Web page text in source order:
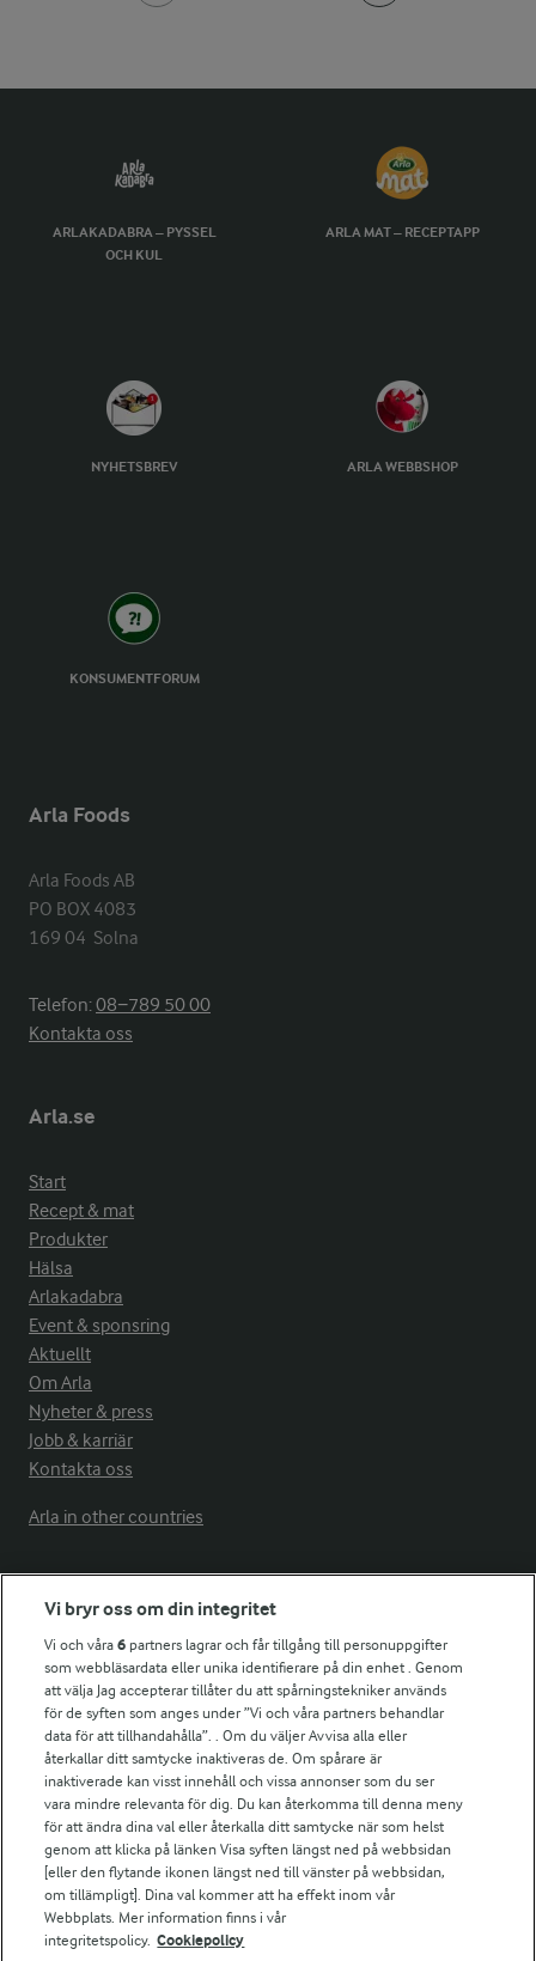
ARLAKADABRA – PYSSEL
OCH KUL
ARLA MAT – RECEPTAPP
NYHETSBREV ARLA WEBBSHOP
KONSUMENTFORUM
Arla Foods
Arla Foods AB
PO BOX 4083
169 04  Solna
Telefon:08−789 50 00
Kontakta oss
Arla.se
Start
Recept & mat
Produkter
Hälsa
Arlakadabra
Event & sponsring
Aktuellt
Om Arla
Nyheter & press
Jobb & karriär
Kontakta oss
Arla in other countries
Fler Arlasajter
För ägare
Arlas kundportal
Arla.com
Falbygdens Ost
Arla webbshop
Bildbank
Följ oss
Vi bryr oss om din integritet
Vi och våra6 partners lagrar och får tillgång till personuppgifter
som webbläsardata eller unika identifierare på din enhet . Genom
att välja Jag accepterar tillåter du att spårningstekniker används
för de syften som anges under ”Vi och våra partners behandlar
data för att tillhandahålla”. . Om du väljer Avvisa alla eller
återkallar ditt samtycke inaktiveras de. Om spårare är
inaktiverade kan visst innehåll och vissa annonser som du ser
vara mindre relevanta för dig. Du kan återkomma till denna meny
för att ändra dina val eller återkalla ditt samtycke när som helst
genom att klicka på länken Visa syften längst ned på webbsidan
[eller den flytande ikonen längst ned till vänster på webbsidan,
om tillämpligt]. Dina val kommer att ha effekt inom vår
Webbplats. Mer information finns i vår
integritetspolicy. Cookiepolicy